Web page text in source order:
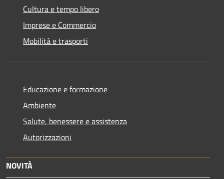
Cultura e tempo libero
Imprese e Commercio
Mobilità e trasporti
Educazione e formazione
Ambiente
Salute, benessere e assistenza
Autorizzazioni
NOVITÀ